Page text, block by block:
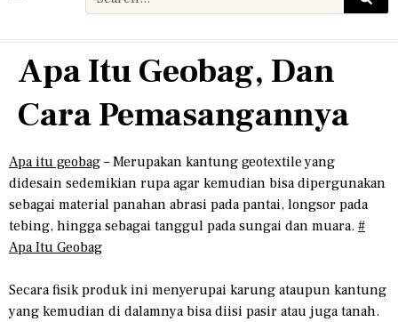
Apa Itu Geobag, Dan
Cara Pemasangannya
Apa itu geobag – Merupakan kantung geotextile yang
didesain sedemikian rupa agar kemudian bisa dipergunakan
sebagai material panahan abrasi pada pantai, longsor pada
tebing, hingga sebagai tanggul pada sungai dan muara. #
Apa Itu Geobag
Secara fisik produk ini menyerupai karung ataupun kantung
yang kemudian di dalamnya bisa diisi pasir atau juga tanah.